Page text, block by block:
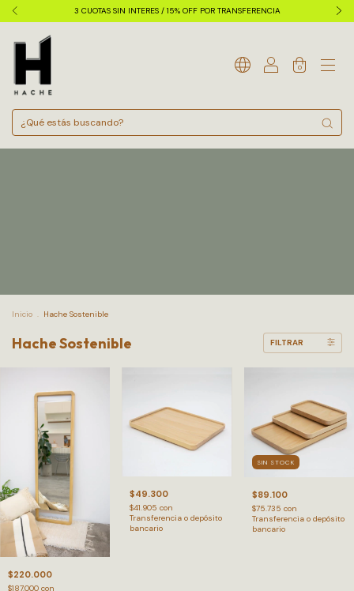
3 CUOTAS SIN INTERES / 15% OFF POR TRANSFERENCIA
0
Inicio . Hache Sostenible
Hache Sostenible FILTRAR
$220.000
$187.000 con
$49.300
$41.905con
Transferencia o depósito
bancario
SIN STOCK
$89.100
$75.735 con
Transferencia o depósito
bancario